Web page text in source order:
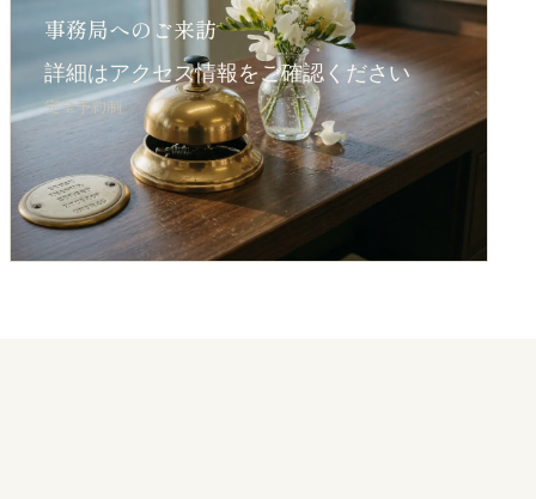
事務局へのご来訪
詳細はアクセス情報をご確認ください
完全予約制